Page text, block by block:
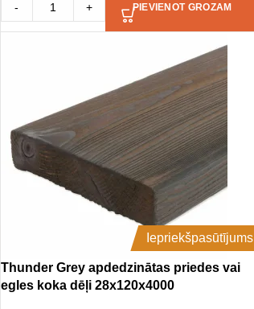
- + PIEVIENOT GROZAM
Iepriekšpasūtījums
Thunder Grey apdedzinātas priedes vai
egles koka dēļi 28x120x4000